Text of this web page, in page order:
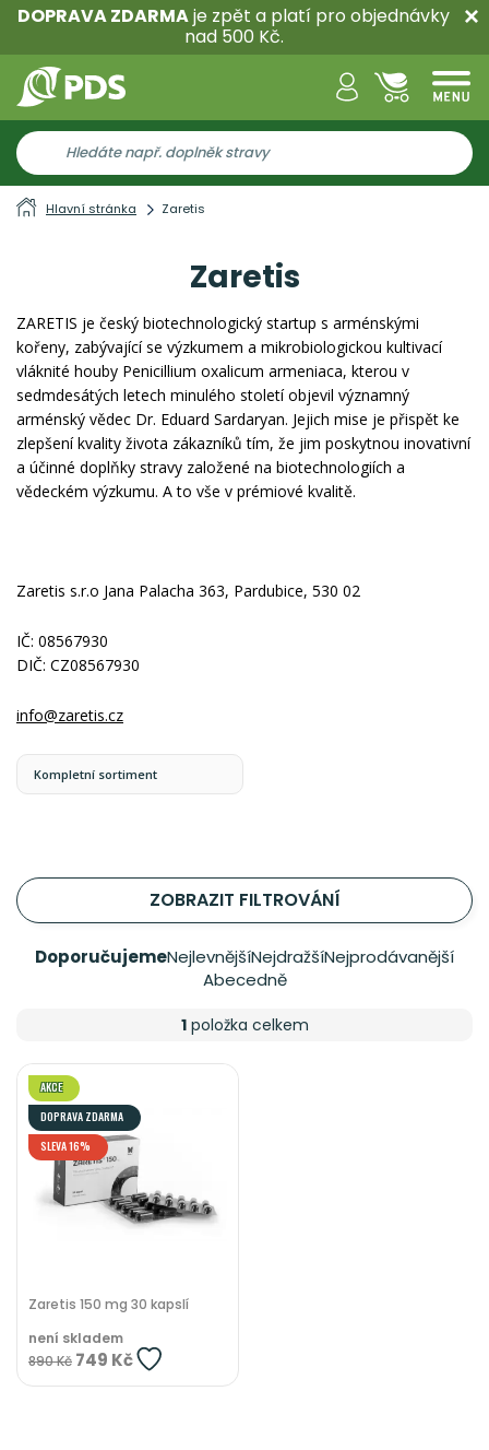
DOPRAVA ZDARMAje zpět a platí pro objednávky
nad 500 Kč.
Hlavní stránka Zaretis
Zaretis
ZARETIS je český biotechnologický startup s arménskými
kořeny, zabývající se výzkumem a mikrobiologickou kultivací
vláknité houby Penicillium oxalicum armeniaca, kterou v
sedmdesátých letech minulého století objevil významný
arménský vědec Dr. Eduard Sardaryan. Jejich mise je přispět ke
zlepšení kvality života zákazníků tím, že jim poskytnou inovativní
a účinné doplňky stravy založené na biotechnologiích a
vědeckém výzkumu. A to vše v prémiové kvalitě.
Zaretis s.r.o Jana Palacha 363, Pardubice, 530 02
IČ: 08567930
DIČ: CZ08567930
info@zaretis.cz
Kompletní sortiment
ZOBRAZIT FILTROVÁNÍ
DoporučujemeNejlevnějšíNejdražšíNejprodávanější
Abecedně
1položka celkem
AKCE
DOPRAVA ZDARMA
SLEVA 16%
Zaretis 150 mg 30 kapslí
není skladem
890 Kč 749 Kč